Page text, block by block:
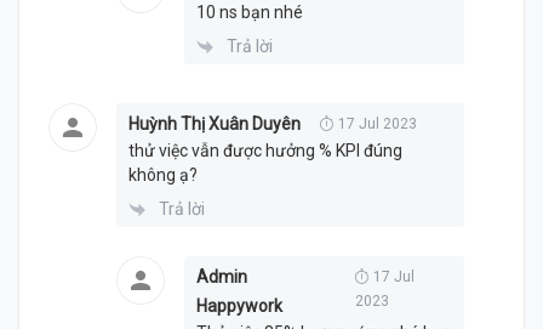
10 ns bạn nhé
Trả lời
Huỳnh Thị Xuân Duyên 17 Jul 2023
thử việc vẫn được hưởng % KPI đúng
không ạ?
Trả lời
Admin
Happywork
17 Jul
2023